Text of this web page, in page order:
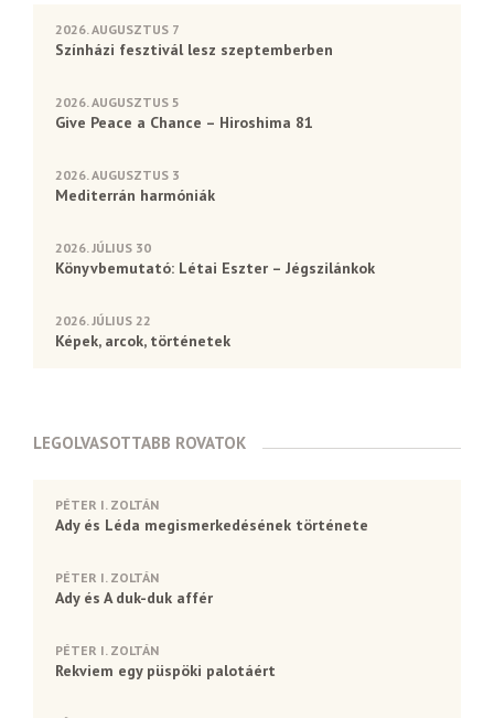
2026. AUGUSZTUS 7
Színházi fesztivál lesz szeptemberben
2026. AUGUSZTUS 5
Give Peace a Chance – Hiroshima 81
2026. AUGUSZTUS 3
Mediterrán harmóniák
2026. JÚLIUS 30
Könyvbemutató: Létai Eszter – Jégszilánkok
2026. JÚLIUS 22
Képek, arcok, történetek
LEGOLVASOTTABB ROVATOK
PÉTER I. ZOLTÁN
Ady és Léda megismerkedésének története
PÉTER I. ZOLTÁN
Ady és A duk-duk affér
PÉTER I. ZOLTÁN
Rekviem egy püspöki palotáért